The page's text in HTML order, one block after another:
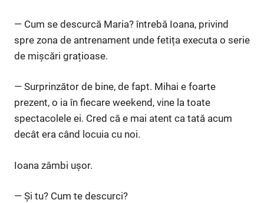
— Cum se descurcă Maria? întrebă Ioana, privind
spre zona de antrenament unde fetița executa o serie
de mișcări grațioase.
— Surprinzător de bine, de fapt. Mihai e foarte
prezent, o ia în fiecare weekend, vine la toate
spectacolele ei. Cred că e mai atent ca tată acum
decât era când locuia cu noi.
Ioana zâmbi ușor.
— Și tu? Cum te descurci?